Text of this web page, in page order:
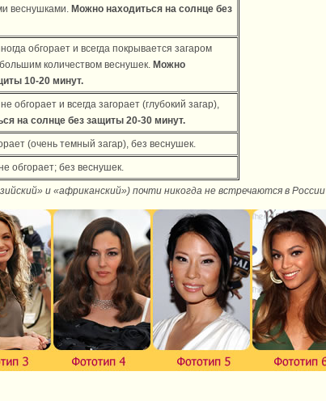
веснушками. Можно находиться на солнце без
обгорает и всегда покрывается загаром
количеством веснушек. Можно
10-20 минут.
обгорает и всегда загорает (глубокий загар),
на солнце без защиты 20-30 минут.
(очень темный загар), без веснушек.
обгорает; без веснушек.
и «африканский») почти никогда не встречаются в России